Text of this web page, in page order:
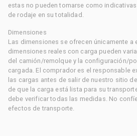
estas no pueden tomarse como
de rodaje en su totalidad.
Dimensiones
Las dimensiones se ofrecen únicamente
dimensiones reales con carga pueden
del camión/remolque y la configuración/
cargada. El comprador es el responsable
las cargas antes de salir de nuestro sitio
de que la carga está lista para su
debe verificar todas las medidas. No
efectos de transporte.